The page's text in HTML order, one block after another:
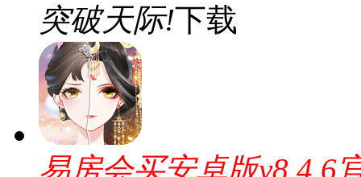
突破天际!下载
易房会买安卓版v8.4.6